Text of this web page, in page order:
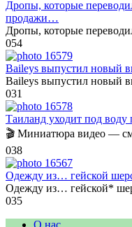
Дропы, которые
продажи…
Дропы, которые
054
Baileys выпустил новый
Baileys выпустил новый
031
Таиланд уходит под воду
🎬 Миниатюра видео —
038
Одежду из… гейской
Одежду из… гейской*
035